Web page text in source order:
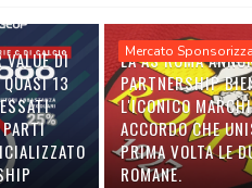
VALUE DI
13
PARTI
Mercato
LA AS ROMA
PARTNERSHIP
L'ICONICO
ACCORDO CHE
PRIMA VOLTA LE
ROMANE.